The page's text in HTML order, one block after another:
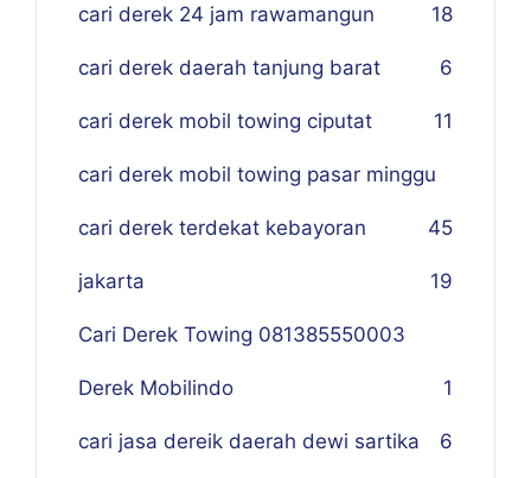
cari derek 24 jam rawamangun 18
cari derek daerah tanjung barat 6
cari derek mobil towing ciputat 11
cari derek mobil towing pasar minggu
45
cari derek terdekat kebayoran
jakarta 19
Cari Derek Towing 081385550003
Derek Mobilindo 1
cari jasa dereik daerah dewi sartika 6